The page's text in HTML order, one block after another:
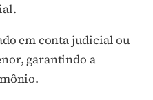
em conta judicial ou
garantindo a